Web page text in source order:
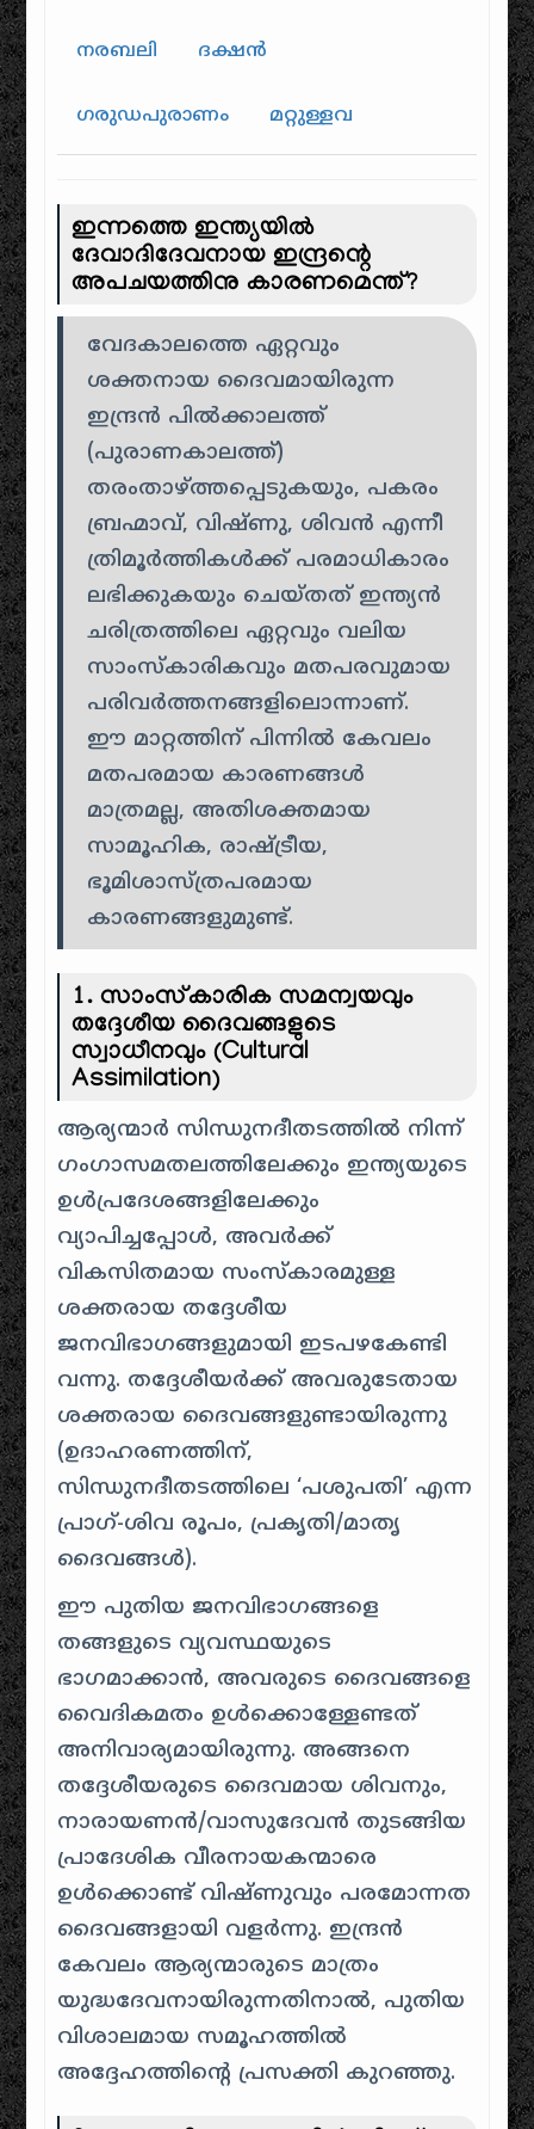
നരബലി ദക്ഷൻ
ഗരുഡപുരാണം മറ്റുള്ളവ
ഇന്നത്തെ ഇന്ത്യയിൽ
ദേവാദിദേവനായ ഇന്ദ്രന്റെ
അപചയത്തിനു കാരണമെന്ത്?
വേദകാലത്തെ ഏറ്റവും
ശക്തനായ ദൈവമായിരുന്ന
ഇന്ദ്രൻ പിൽക്കാലത്ത്
(പുരാണകാലത്ത്)
തരംതാഴ്ത്തപ്പെടുകയും, പകരം
ബ്രഹ്മാവ്, വിഷ്ണു, ശിവൻ എന്നീ
ത്രിമൂർത്തികൾക്ക് പരമാധികാരം
ലഭിക്കുകയും ചെയ്തത് ഇന്ത്യൻ
ചരിത്രത്തിലെ ഏറ്റവും വലിയ
സാംസ്കാരികവും മതപരവുമായ
പരിവർത്തനങ്ങളിലൊന്നാണ്.
ഈ മാറ്റത്തിന് പിന്നിൽ കേവലം
മതപരമായ കാരണങ്ങൾ
മാത്രമല്ല, അതിശക്തമായ
സാമൂഹിക, രാഷ്ട്രീയ,
ഭൂമിശാസ്ത്രപരമായ
കാരണങ്ങളുമുണ്ട്.
1. സാംസ്കാരിക സമന്വയവും
തദ്ദേശീയ ദൈവങ്ങളുടെ
സ്വാധീനവും (Cultural
Assimilation)
ആര്യന്മാർ സിന്ധുനദീതടത്തിൽ നിന്ന്
ഗംഗാസമതലത്തിലേക്കും ഇന്ത്യയുടെ
ഉൾപ്രദേശങ്ങളിലേക്കും
വ്യാപിച്ചപ്പോൾ, അവർക്ക്
വികസിതമായ സംസ്കാരമുള്ള
ശക്തരായ തദ്ദേശീയ
ജനവിഭാഗങ്ങളുമായി ഇടപഴകേണ്ടി
വന്നു. തദ്ദേശീയർക്ക് അവരുടേതായ
ശക്തരായ ദൈവങ്ങളുണ്ടായിരുന്നു
(ഉദാഹരണത്തിന്,
സിന്ധുനദീതടത്തിലെ ‘പശുപതി’ എന്ന
പ്രാഗ്-ശിവ രൂപം, പ്രകൃതി/മാതൃ
ദൈവങ്ങൾ).
ഈ പുതിയ ജനവിഭാഗങ്ങളെ
തങ്ങളുടെ വ്യവസ്ഥയുടെ
ഭാഗമാക്കാൻ, അവരുടെ ദൈവങ്ങളെ
വൈദികമതം ഉൾക്കൊള്ളേണ്ടത്
അനിവാര്യമായിരുന്നു. അങ്ങനെ
തദ്ദേശീയരുടെ ദൈവമായ ശിവനും,
നാരായണൻ/വാസുദേവൻ തുടങ്ങിയ
പ്രാദേശിക വീരനായകന്മാരെ
ഉൾക്കൊണ്ട് വിഷ്ണുവും പരമോന്നത
ദൈവങ്ങളായി വളർന്നു. ഇന്ദ്രൻ
കേവലം ആര്യന്മാരുടെ മാത്രം
യുദ്ധദേവനായിരുന്നതിനാൽ, പുതിയ
വിശാലമായ സമൂഹത്തിൽ
അദ്ദേഹത്തിന്റെ പ്രസക്തി കുറഞ്ഞു.